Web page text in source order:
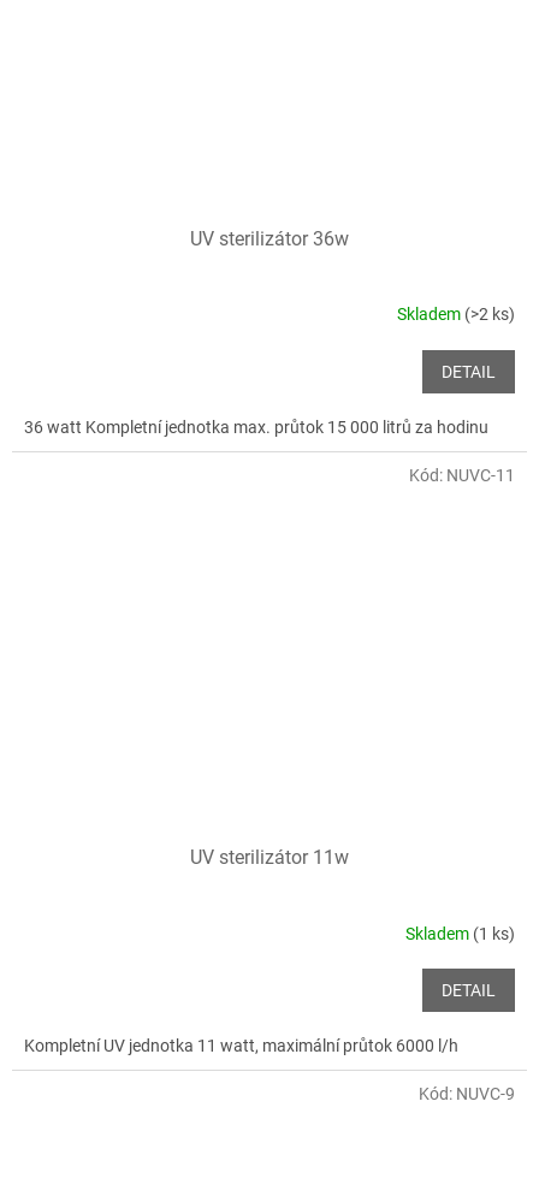
UV sterilizátor 36w
Skladem (>2 ks)
DETAIL
36 watt Kompletní jednotka max. průtok 15 000 litrů za hodinu
UV sterilizátor 11w
Skladem (1 ks)
DETAIL
Kompletní UV jednotka 11 watt, maximální průtok 6000 l/h
Kód: NUVC-11
Kód: NUVC-9